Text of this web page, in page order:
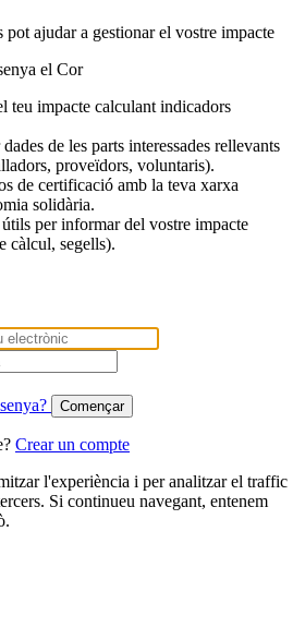
pot ajudar a gestionar el vostre impacte
el Cor
teu impacte calculant indicadors
de les parts interessades rellevants
proveïdors, voluntaris).
de certificació amb la teva xarxa
solidària.
per informar del vostre impacte
càlcul, segells).
Crear un compte
l'experiència i per analitzar el traffic
Si continueu navegant, entenem